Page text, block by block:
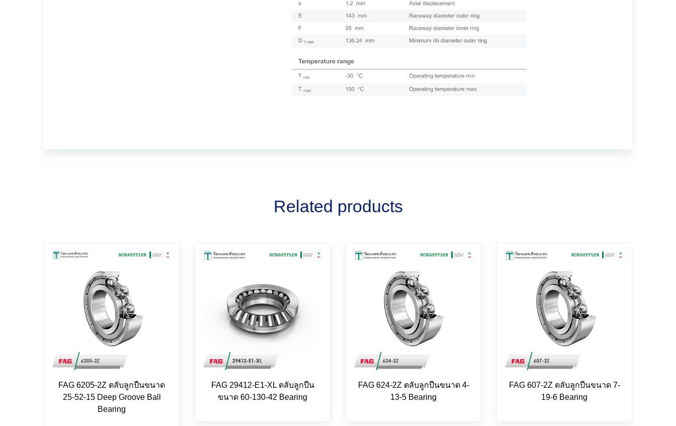
Related products
FAG 6205-2Z ตลับลูกปืนขนาด
25-52-15 Deep Groove Ball
Bearing
FAG 29412-E1-XL ตลับลูกปืน
ขนาด 60-130-42 Bearing
FAG 624-2Z ตลับลูกปืนขนาด 4-
13-5 Bearing
FAG 607-2Z ตลับลูกปืนขนาด 7-
19-6 Bearing